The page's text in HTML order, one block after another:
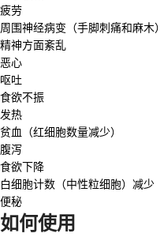
疲劳
周围神经病变（手脚刺痛和麻木）
精神方面紊乱
恶心
呕吐
食欲不振
发热
贫血（红细胞数量减少）
腹泻
食欲下降
白细胞计数（中性粒细胞）减少
便秘
如何使用